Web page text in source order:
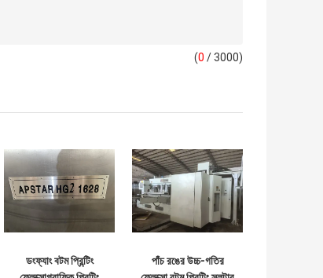
(0 / 3000)
ডংফ্যাং বটম প্রিন্টিং
পাঁচ রঙের উচ্চ-গতির